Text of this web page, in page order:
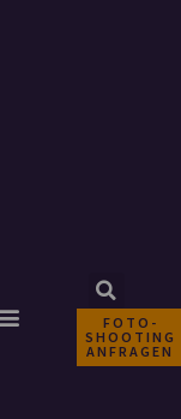
FOTO-
SHOOTING
ANFRAGEN